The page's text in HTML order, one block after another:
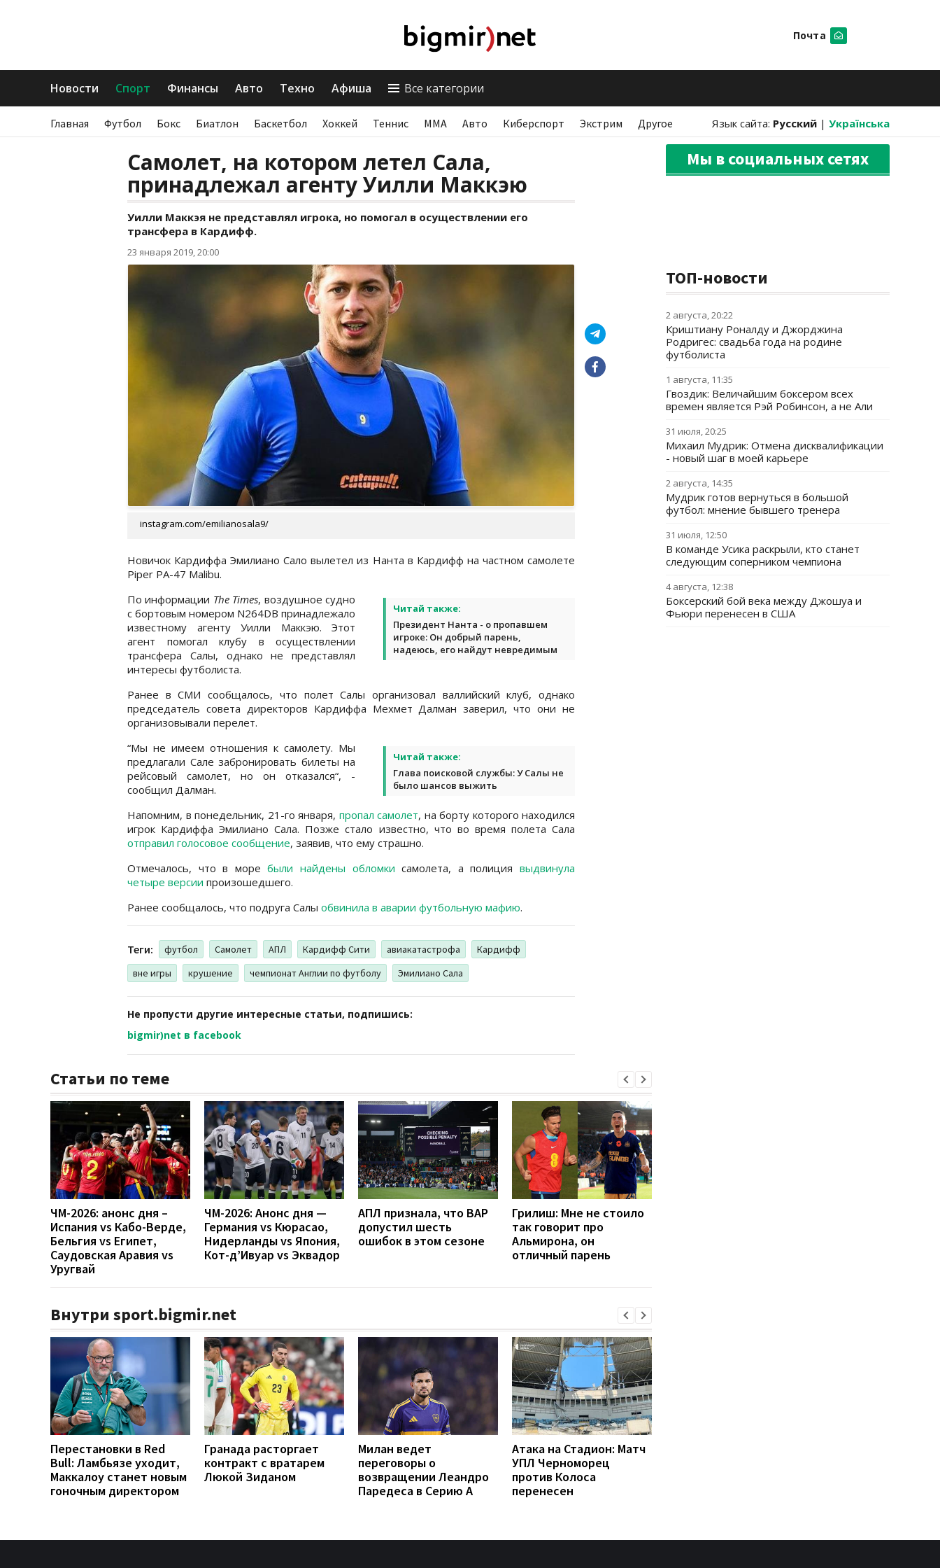
Почта
Новости Спорт Финансы Авто Техно Афиша Все категории
Главная Футбол Бокс Биатлон Баскетбол Хоккей Теннис ММА Авто Киберспорт Экстрим Другое Язык сайта: Русский | Українська
Самолет, на котором летел Сала,
принадлежал агенту Уилли Маккэю
Уилли Маккэя не представлял игрока, но помогал в осуществлении его
трансфера в Кардифф.
23 января 2019, 20:00
instagram.com/emilianosala9/
Новичок Кардиффа Эмилиано Сало вылетел из Нанта в Кардифф на частном самолете
Piper PA-47 Malibu.
Читай также:
Президент Нанта - о пропавшем
игроке: Он добрый парень,
надеюсь, его найдут невредимым
По информации The Times, воздушное судно
с бортовым номером N264DB принадлежало
известному агенту Уилли Маккэю. Этот
агент помогал клубу в осуществлении
трансфера Салы, однако не представлял
интересы футболиста.
Ранее в СМИ сообщалось, что полет Салы организовал валлийский клуб, однако
председатель совета директоров Кардиффа Мехмет Далман заверил, что они не
организовывали перелет.
Читай также:
Глава поисковой службы: У Салы не
было шансов выжить
“Мы не имеем отношения к самолету. Мы
предлагали Сале забронировать билеты на
рейсовый самолет, но он отказался“, -
сообщил Далман.
Напомним, в понедельник, 21-го января, пропал самолет, на борту которого находился
игрок Кардиффа Эмилиано Сала. Позже стало известно, что во время полета Сала
отправил голосовое сообщение, заявив, что ему страшно.
Отмечалось, что в моребыли найдены обломки самолета, а полициявыдвинула
четыре версии произошедшего.
Ранее сообщалось, что подруга Салы обвинила в аварии футбольную мафию.
Теги: футбол Самолет АПЛ Кардифф Сити авиакатастрофа
Кардифф
вне игры
крушение чемпионат Англии по футболу Эмилиано Сала
Не пропусти другие интересные статьи, подпишись:
bigmir)net в facebook
Статьи по теме
ЧМ-2026: анонс дня –
Испания vs Кабо-Верде,
Бельгия vs Египет,
Саудовская Аравия vs
Уругвай
ЧМ-2026: Анонс дня —
Германия vs Кюрасао,
Нидерланды vs Япония,
Кот-д’Ивуар vs Эквадор
АПЛ признала, что ВАР
допустил шесть
ошибок в этом сезоне
Грилиш: Мне не стоило
так говорит про
Альмирона, он
отличный парень
Внутри sport.bigmir.net
Перестановки в Red
Bull: Ламбьязе уходит,
Маккалоу станет новым
гоночным директором
Гранада расторгает
контракт с вратарем
Люкой Зиданом
Милан ведет
переговоры о
возвращении Леандро
Паредеса в Серию А
Атака на Стадион: Матч
УПЛ Черноморец
против Колоса
перенесен
Мы в социальных сетях
ТОП-новости
2 августа, 20:22
Криштиану Роналду и Джорджина
Родригес: свадьба года на родине
футболиста
1 августа, 11:35
Гвоздик: Величайшим боксером всех
времен является Рэй Робинсон, а не Али
31 июля, 20:25
Михаил Мудрик: Отмена дисквалификации
- новый шаг в моей карьере
2 августа, 14:35
Мудрик готов вернуться в большой
футбол: мнение бывшего тренера
31 июля, 12:50
В команде Усика раскрыли, кто станет
следующим соперником чемпиона
4 августа, 12:38
Боксерский бой века между Джошуа и
Фьюри перенесен в США